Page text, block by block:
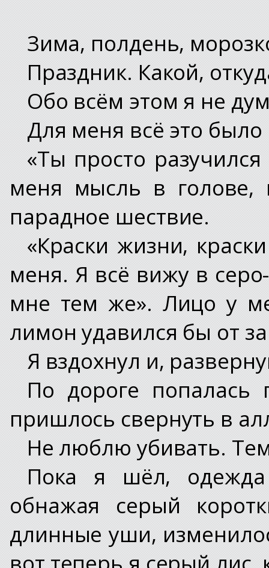
Зима, полдень,
Праздник. Какой,
Обо всём этом я не
Для меня всё это
«Ты просто
меня мысль в голове,
парадное шествие.
«Краски жизни,
меня. Я всё вижу в
мне тем же». Лицо у
лимон удавился бы от
Я вздохнул и,
По дороге попалась
пришлось свернуть в
Не люблю убивать.
Пока я шёл,
обнажая серый
длинные уши,